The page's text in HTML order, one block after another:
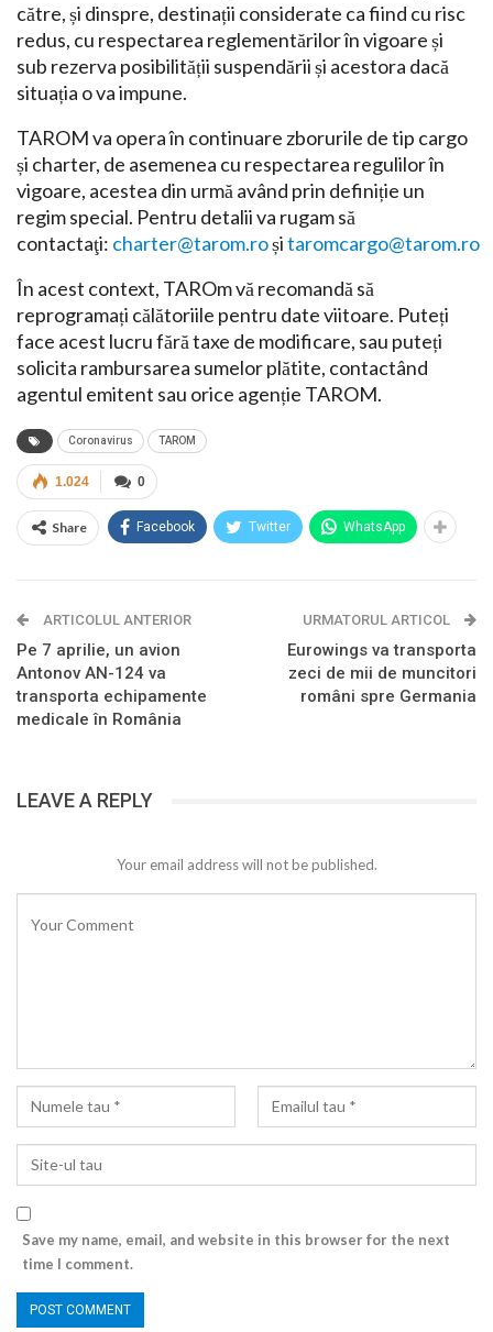
către, și dinspre, destinații considerate ca fiind cu risc
redus, cu respectarea reglementărilor în vigoare și
sub rezerva posibilității suspendării și acestora dacă
situația o va impune.
TAROM va opera în continuare zborurile de tip cargo
și charter, de asemenea cu respectarea regulilor în
vigoare, acestea din urmă având prin definiție un
regim special. Pentru detalii va rugam să
contactaţi: charter@tarom.roșitaromcargo@tarom.ro
În acest context, TAROm vă recomandă să
reprogramați călătoriile pentru date viitoare. Puteți
face acest lucru fără taxe de modificare, sau puteți
solicita rambursarea sumelor plătite, contactând
agentul emitent sau orice agenție TAROM.
Coronavirus TAROM
0
1.024
Share Facebook Twitter WhatsApp
ARTICOLUL ANTERIOR
Pe 7 aprilie, un avion
Antonov AN-124 va
transporta echipamente
medicale în România
URMATORUL ARTICOL
Eurowings va transporta
zeci de mii de muncitori
români spre Germania
LEAVE A REPLY
Your email address will not be published.
Save my name, email, and website in this browser for the next
time I comment.